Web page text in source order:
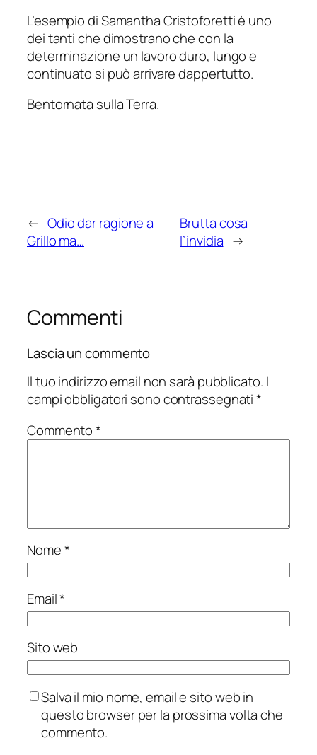
L’esempio di Samantha Cristoforetti è uno
dei tanti che dimostrano che con la
determinazione un lavoro duro, lungo e
continuato si può arrivare dappertutto.
Bentornata sulla Terra.
← Odio dar ragione a
Grillo ma…
Brutta cosa
l’invidia →
Commenti
Lascia un commento
Il tuo indirizzo email non sarà pubblicato. I
campi obbligatori sono contrassegnati*
Commento*
Nome*
Email*
Sito web
Salva il mio nome, email e sito web in
questo browser per la prossima volta che
commento.